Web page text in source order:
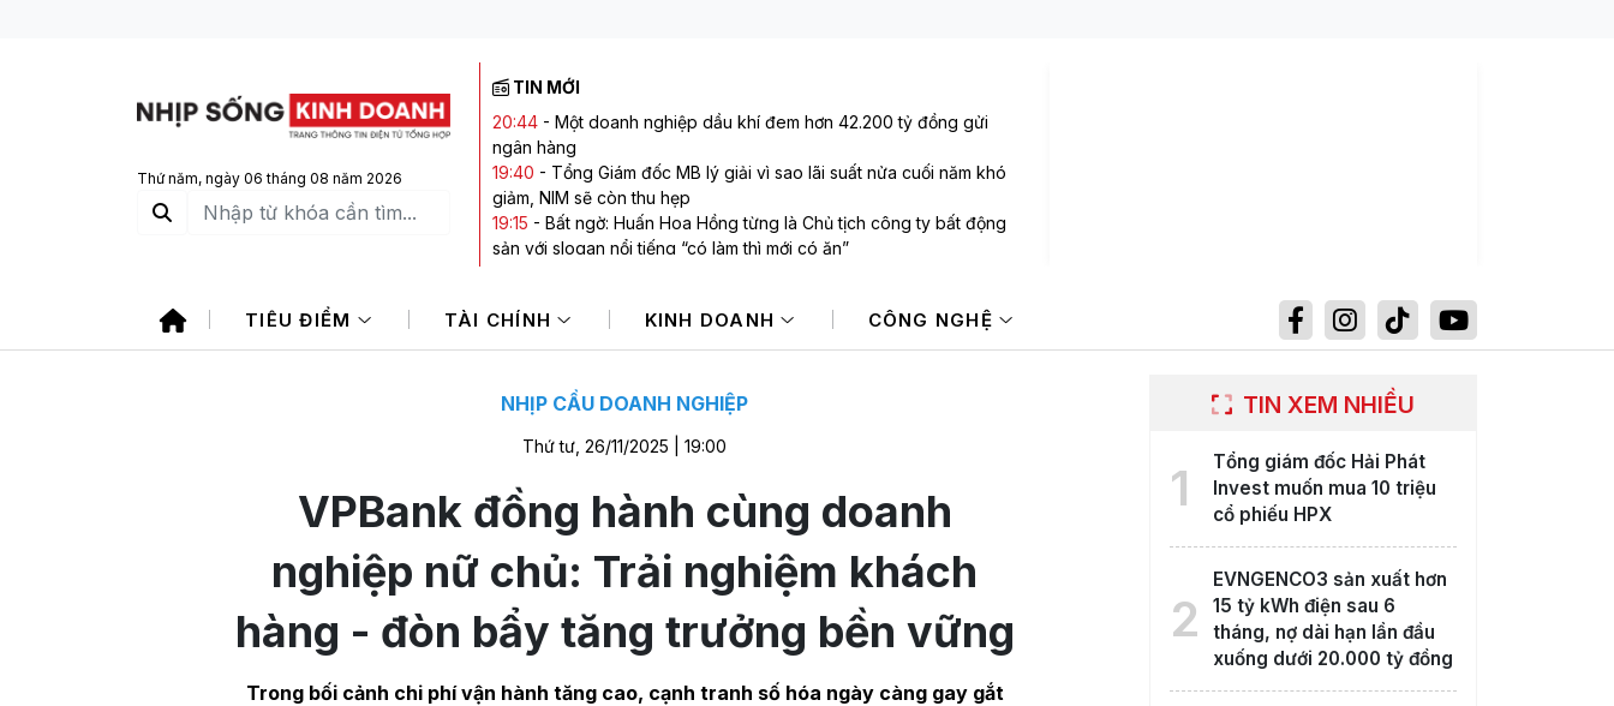
Thứ năm, ngày 06 tháng 08 năm 2026
TIN MỚI
20:44 - Một doanh nghiệp dầu khí đem hơn 42.200 tỷ đồng gửi
ngân hàng
19:40 - Tổng Giám đốc MB lý giải vì sao lãi suất nửa cuối năm khó
giảm, NIM sẽ còn thu hẹp
19:15 - Bất ngờ: Huấn Hoa Hồng từng là Chủ tịch công ty bất động
sản với slogan nổi tiếng “có làm thì mới có ăn”
17:42- Tâm lý thận trọng bao trùm, VN-Index giảm tiếp về gần
1.760 điểm
phiếu AI
TIÊU ĐIỂM TÀI CHÍNH KINH DOANH CÔNG NGHỆ
NHỊP CẦU DOANH NGHIỆP
Thứ tư, 26/11/2025 | 19:00
VPBank đồng hành cùng doanh
nghiệp nữ chủ: Trải nghiệm khách
hàng - đòn bẩy tăng trưởng bền vững
Trong bối cảnh chi phí vận hành tăng cao, cạnh tranh số hóa ngày càng gay gắt
TIN XEM NHIỀU
1
Tổng giám đốc Hải Phát
Invest muốn mua 10 triệu
cổ phiếu HPX
2
EVNGENCO3 sản xuất hơn
15 tỷ kWh điện sau 6
tháng, nợ dài hạn lần đầu
xuống dưới 20.000 tỷ đồng